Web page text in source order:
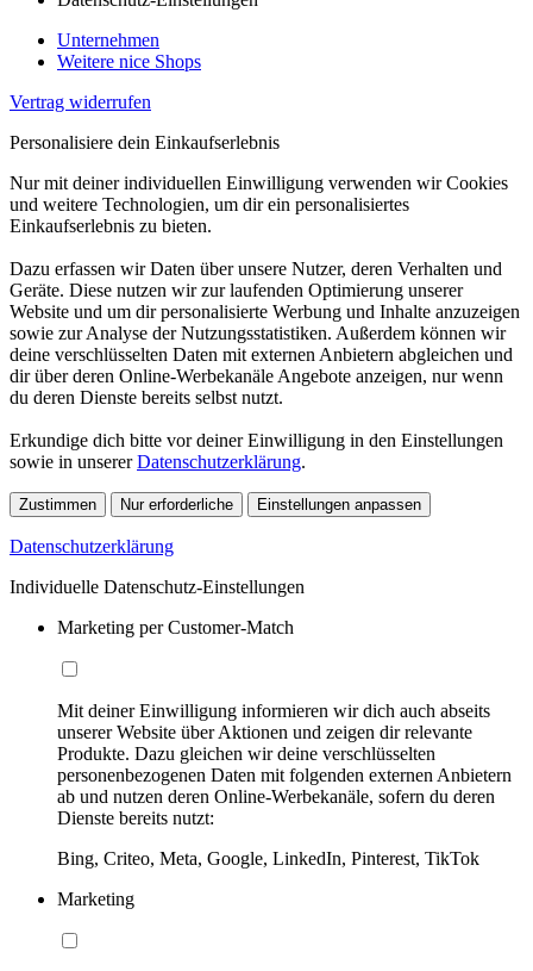
Unternehmen
Weitere nice Shops
Vertrag widerrufen
Personalisiere dein Einkaufserlebnis
Nur mit deiner individuellen Einwilligung verwenden wir Cookies
und weitere Technologien, um dir ein personalisiertes
Einkaufserlebnis zu bieten.
Dazu erfassen wir Daten über unsere Nutzer, deren Verhalten und
Geräte. Diese nutzen wir zur laufenden Optimierung unserer
Website und um dir personalisierte Werbung und Inhalte anzuzeigen
sowie zur Analyse der Nutzungsstatistiken. Außerdem können wir
deine verschlüsselten Daten mit externen Anbietern abgleichen und
dir über deren Online-Werbekanäle Angebote anzeigen, nur wenn
du deren Dienste bereits selbst nutzt.
Erkundige dich bitte vor deiner Einwilligung in den Einstellungen
sowie in unsererDatenschutzerklärung.
Zustimmen Nur erforderliche Einstellungen anpassen
Datenschutzerklärung
Individuelle Datenschutz-Einstellungen
Marketing per Customer-Match
Mit deiner Einwilligung informieren wir dich auch abseits
unserer Website über Aktionen und zeigen dir relevante
Produkte. Dazu gleichen wir deine verschlüsselten
personenbezogenen Daten mit folgenden externen Anbietern
ab und nutzen deren Online-Werbekanäle, sofern du deren
Dienste bereits nutzt:
Bing, Criteo, Meta, Google, LinkedIn, Pinterest, TikTok
Marketing